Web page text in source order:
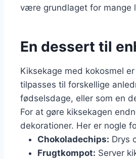
være grundlaget for mange
En dessert til
Kiksekage med kokosmel
tilpasses til forskellige
fødselsdage, eller som en
For at gøre kiksekagen
dekorationer. Her er nogle
Chokoladechips: Drys
Frugtkompot: Server